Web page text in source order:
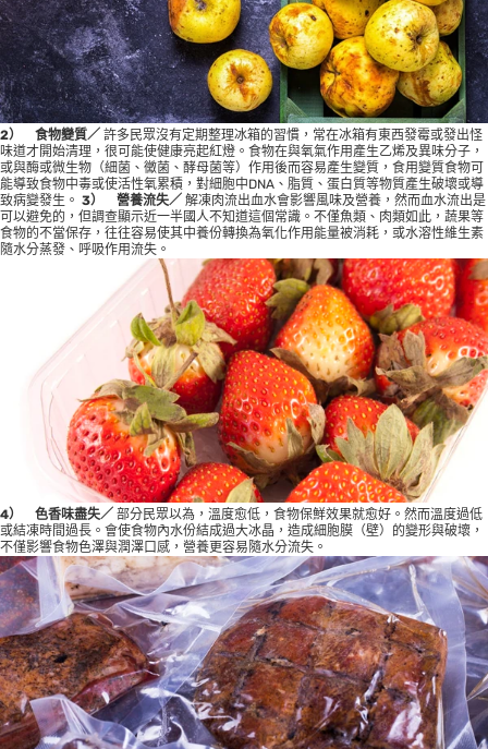
2） 食物變質／ 許多民眾沒有定期整理冰箱的習慣，常在冰箱有東西發霉或發出怪
味道才開始清理，很可能使健康亮起紅燈。食物在與氧氣作用產生乙烯及異味分子，
或與酶或微生物（細菌、黴菌、酵母菌等）作用後而容易產生變質，食用變質食物可
能導致食物中毒或使活性氧累積，對細胞中DNA、脂質、蛋白質等物質產生破壞或導
致病變發生。 3） 營養流失／ 解凍肉流出血水會影響風味及營養，然而血水流出是
可以避免的，但調查顯示近一半國人不知道這個常識。不僅魚類、肉類如此，蔬果等
食物的不當保存，往往容易使其中養份轉換為氧化作用能量被消耗，或水溶性維生素
隨水分蒸發、呼吸作用流失。
4） 色香味盡失／ 部分民眾以為，溫度愈低，食物保鮮效果就愈好。然而溫度過低
或結凍時間過長。會使食物內水份結成過大冰晶，造成細胞膜（壁）的變形與破壞，
不僅影響食物色澤與潤澤口感，營養更容易隨水分流失。